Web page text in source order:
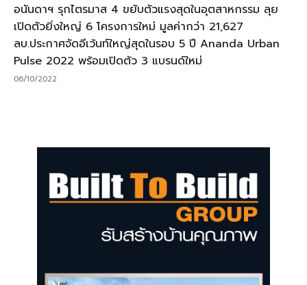
อนันดาฯ รุกไตรมาส 4 ขยับตัวแรงสุดในอุตสาหกรรม ลุย
เปิดตัวยิ่งใหญ่ 6 โครงการใหม่ มูลค่ากว่า 21,627
ลบ.ประกาศจัดอีเว้นท์ใหญ่สุดในรอบ 5 ปี Ananda Urban
Pulse 2022 พร้อมเปิดตัว 3 แบรนด์ใหม่
06/10/2022